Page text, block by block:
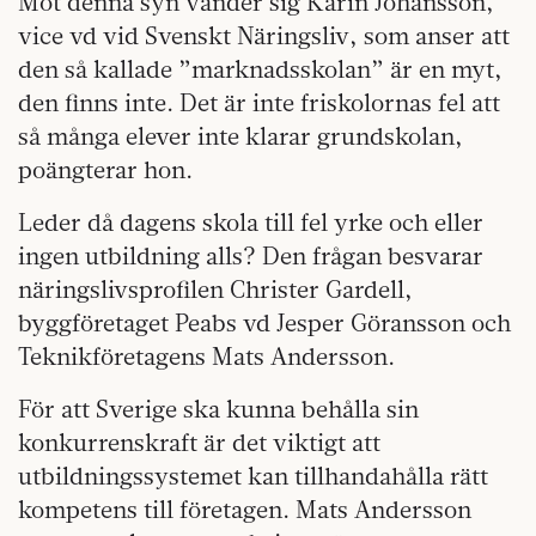
vice vd vid Svenskt Näringsliv, som anser att
den så kallade ”marknadsskolan” är en myt,
den finns inte. Det är inte friskolornas fel att
så många elever inte klarar grundskolan,
poängterar hon.
Leder då dagens skola till fel yrke och eller
ingen utbildning alls? Den frågan besvarar
näringslivsprofilen Christer Gardell,
byggföretaget Peabs vd Jesper Göransson och
Teknikföretagens Mats Andersson.
För att Sverige ska kunna behålla sin
konkurrenskraft är det viktigt att
utbildningssystemet kan tillhandahålla rätt
kompetens till företagen. Mats Andersson